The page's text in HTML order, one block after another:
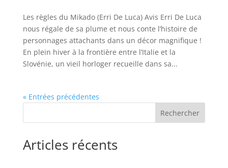
Les règles du Mikado (Erri De Luca) Avis Erri De Luca
nous régale de sa plume et nous conte l’histoire de
personnages attachants dans un décor magnifique !
En plein hiver à la frontière entre l’Italie et la
Slovénie, un vieil horloger recueille dans sa...
« Entrées précédentes
Rechercher
Articles récents